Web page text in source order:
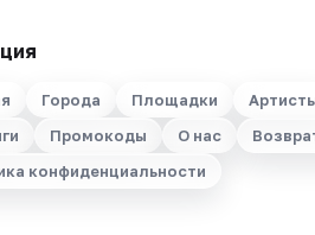
Города Площадки
Промокоды О нас
конфиденциальности